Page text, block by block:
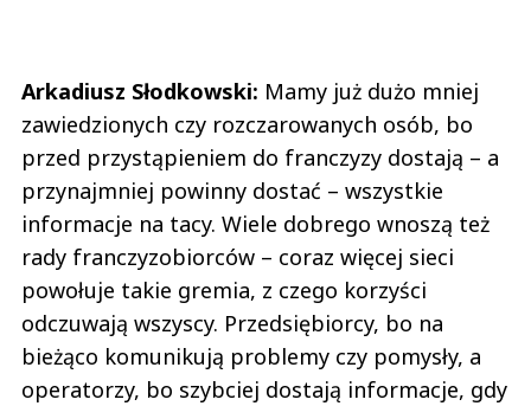
Arkadiusz Słodkowski: Mamy już dużo mniej
zawiedzionych czy rozczarowanych osób, bo
przed przystąpieniem do franczyzy dostają – a
przynajmniej powinny dostać – wszystkie
informacje na tacy. Wiele dobrego wnoszą też
rady franczyzobiorców – coraz więcej sieci
powołuje takie gremia, z czego korzyści
odczuwają wszyscy. Przedsiębiorcy, bo na
bieżąco komunikują problemy czy pomysły, a
operatorzy, bo szybciej dostają informacje, gdy